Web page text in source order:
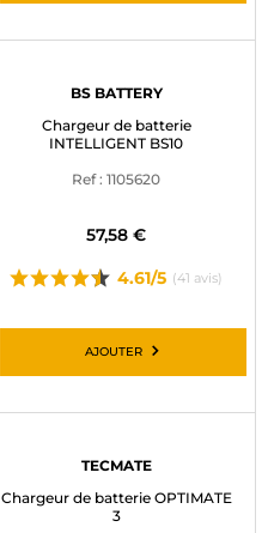
BS BATTERY
Chargeur de batterie
INTELLIGENT BS10
Ref : 1105620
57,58 €
4.61/5 (41 avis)
AJOUTER
TECMATE
Chargeur de batterie OPTIMATE
3